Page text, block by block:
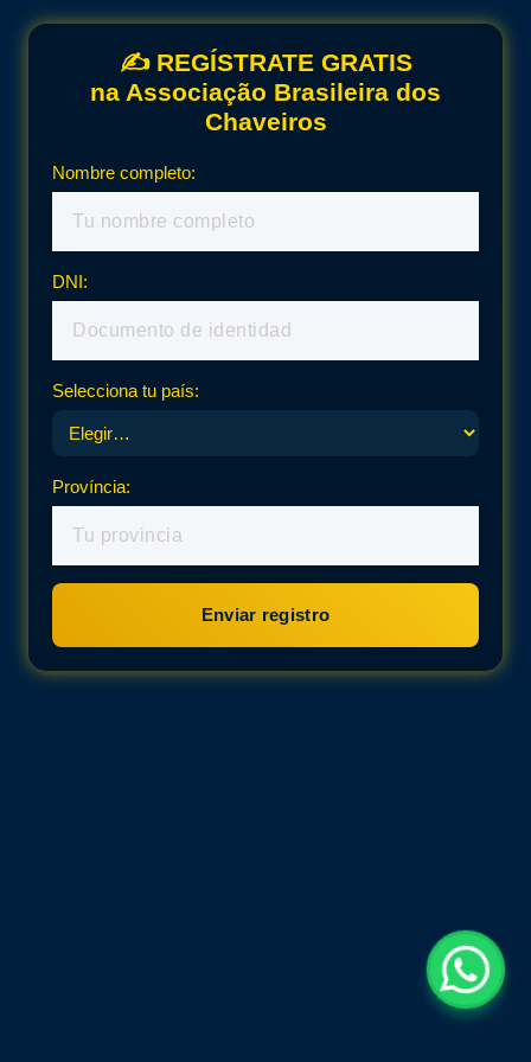
✍️ REGÍSTRATE GRATIS
na Associação Brasileira dos
Chaveiros
Nombre completo:
DNI:
Selecciona tu país:
Província:
Enviar registro